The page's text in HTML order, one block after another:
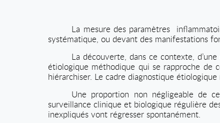
La mesure des paramètres
systématique, ou devant des manifestations
La découverte, dans ce contexte,
étiologique méthodique qui se rapproche de
hiérarchiser. Le cadre diagnostique
Une proportion non négligeable de
surveillance clinique et biologique régulière
inexpliqués vont régresser spontanément.